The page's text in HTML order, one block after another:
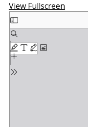
View Fullscreen
Skip
to
PDF
content